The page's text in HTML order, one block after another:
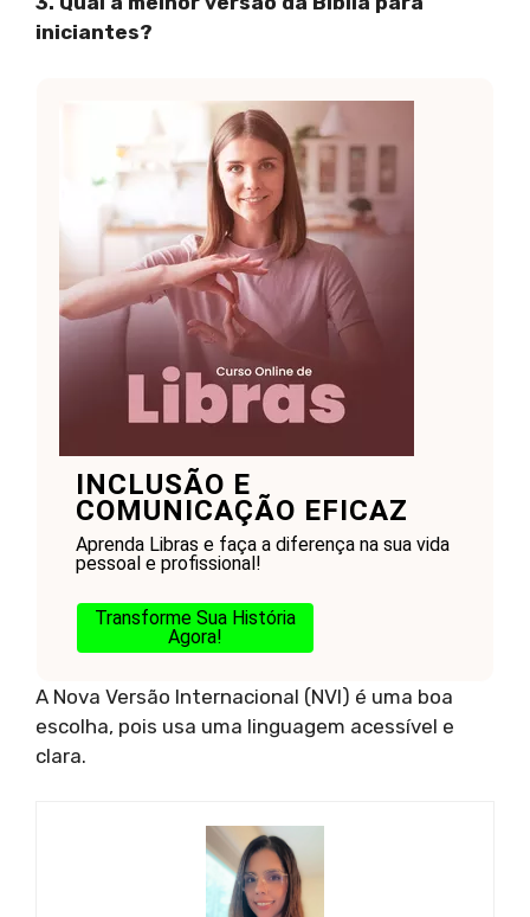
iniciantes?
INCLUSÃO E
COMUNICAÇÃO EFICAZ
Aprenda Libras e faça a diferença na sua vida
pessoal e profissional!
Transforme Sua História
Agora!
A Nova Versão Internacional (NVI) é uma boa
escolha, pois usa uma linguagem acessível e
clara.